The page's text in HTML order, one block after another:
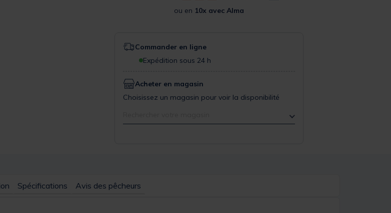
ou en 10x avec Alma
Commander en ligne
Expédition sous 24 h
Acheter en magasin
Choisissez un magasin pour voir la disponibilité
Spécifications Avis des pêcheurs